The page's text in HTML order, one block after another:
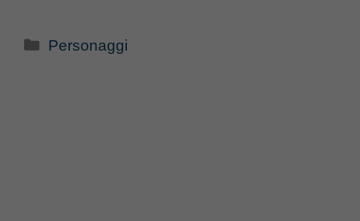
Categorie
Personaggi